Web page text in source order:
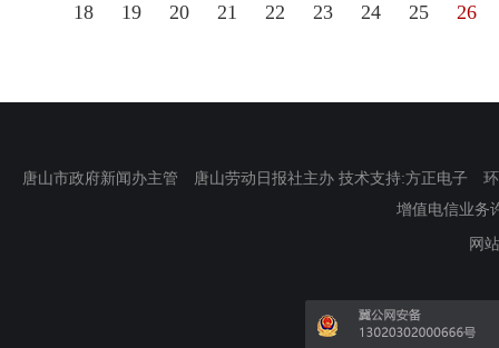
18 19 20 21 22 23 24 25 26
唐山市政府新闻办主管 唐山劳动日报社主办 技术支持:方正电子
增值电信业务
网